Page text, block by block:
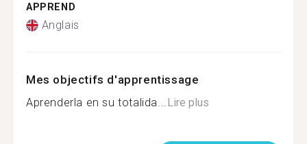
APPREND
Anglais
Mes objectifs d'apprentissage
Aprenderla en su totalida...Lire plus